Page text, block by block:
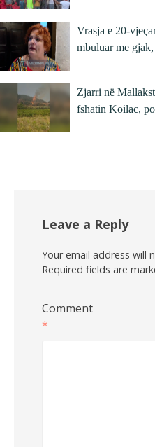
Vrasja e 20-
mbuluar me
Zjarri në
fshatin Koilac,
Leave a Reply
Your email address will
Required fields are
Comment
*